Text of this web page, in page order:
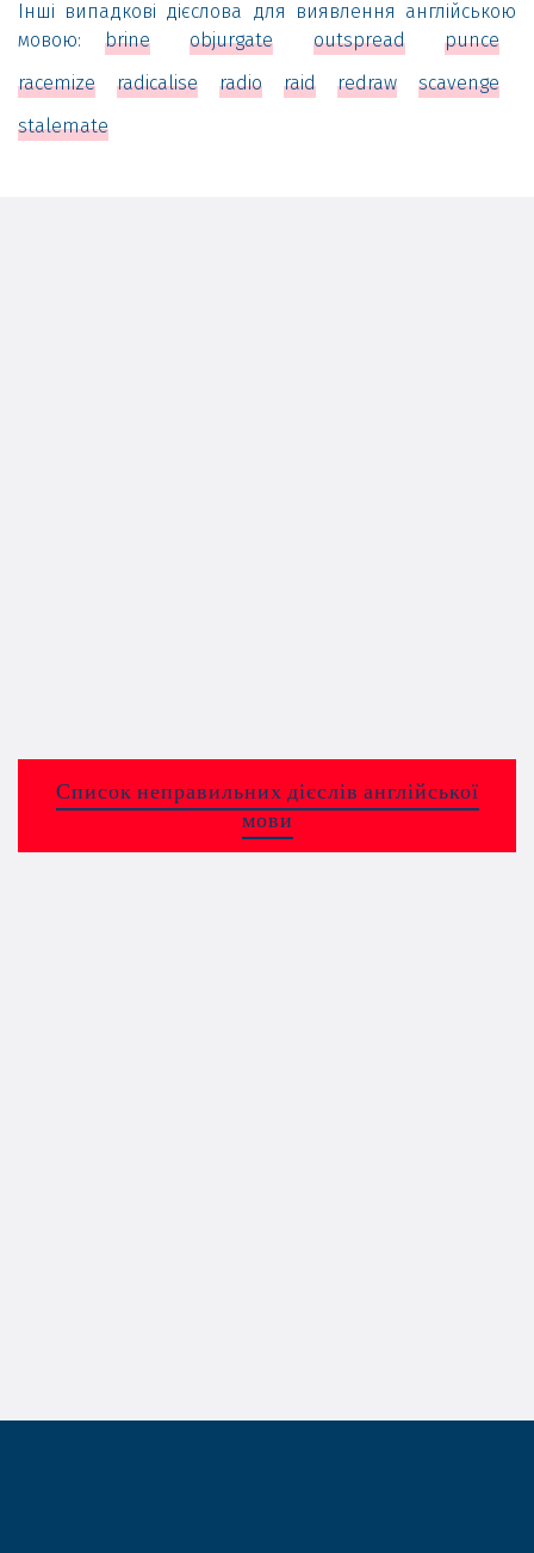
Інші випадкові дієслова для виявлення англійською
мовою: brine objurgate outspread
punce
racemize
radicalise radio raid redraw
scavenge
stalemate
Список неправильних дієслів англійської
мови